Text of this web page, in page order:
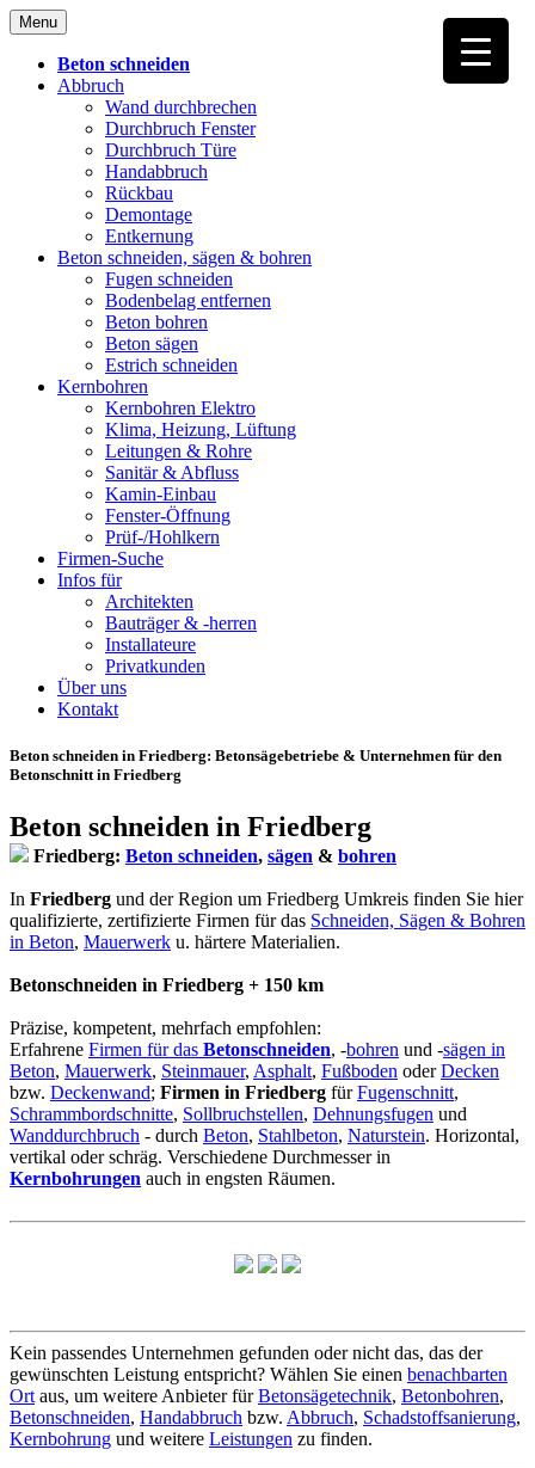
Skip
to
content
Menu
Beton schneiden
Abbruch
Wand durchbrechen
Durchbruch Fenster
Durchbruch Türe
Handabbruch
Rückbau
Demontage
Entkernung
Beton schneiden, sägen & bohren
Fugen schneiden
Bodenbelag entfernen
Beton bohren
Beton sägen
Estrich schneiden
Kernbohren
Kernbohren Elektro
Klima, Heizung, Lüftung
Leitungen & Rohre
Sanitär & Abfluss
Kamin-Einbau
Fenster-Öffnung
Prüf-/Hohlkern
Firmen-Suche
Infos für
Architekten
Bauträger & -herren
Installateure
Privatkunden
Über uns
Kontakt
Beton schneiden in Friedberg: Betonsägebetriebe & Unternehmen für den
Betonschnitt in Friedberg
Beton schneiden in Friedberg
Friedberg: Beton schneiden, sägen & bohren
In Friedberg und der Region um Friedberg Umkreis finden Sie hier
qualifizierte, zertifizierte Firmen für das Schneiden, Sägen & Bohren
in Beton, Mauerwerk u. härtere Materialien.
Betonschneiden in Friedberg + 150 km
Präzise, kompetent, mehrfach empfohlen:
Erfahrene Firmen für das Betonschneiden, -bohren und -sägen in
Beton, Mauerwerk, Steinmauer, Asphalt, Fußboden oderDecken
bzw. Deckenwand; Firmen in Friedberg fürFugenschnitt,
Schrammbordschnitte, Sollbruchstellen, Dehnungsfugen und
Wanddurchbruch - durch Beton, Stahlbeton, Naturstein. Horizontal,
vertikal oder schräg. Verschiedene Durchmesser in
Kernbohrungen auch in engsten Räumen.
Kein passendes Unternehmen gefunden oder nicht das, das der
gewünschten Leistung entspricht? Wählen Sie einen benachbarten
Ort aus, um weitere Anbieter fürBetonsägetechnik, Betonbohren,
Betonschneiden, Handabbruch bzw. Abbruch, Schadstoffsanierung,
Kernbohrung und weitere Leistungen zu finden.